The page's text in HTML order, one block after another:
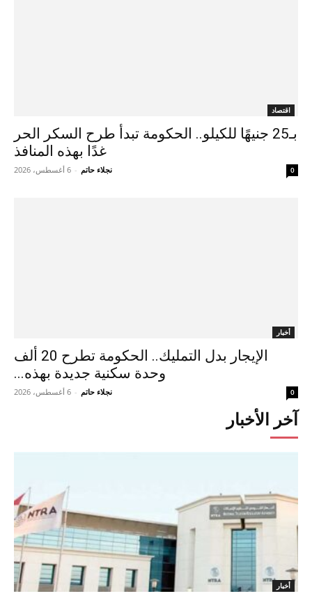
اقتصاد
بـ25 جنيهًا للكيلو.. الحكومة تبدأ طرح السكر الحر
غدًا بهذه المنافذ
نجلاء حاتم - 6 أغسطس، 2026 0
أخبار
الإيجار بدل التمليك.. الحكومة تطرح 20 ألف
وحدة سكنية جديدة بهذه...
نجلاء حاتم - 6 أغسطس، 2026 0
آخر الأخبار
أخبار